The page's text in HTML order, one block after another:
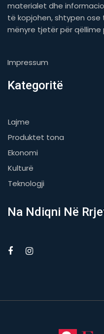
materialet dhe
të kopjohen, shtypen
mënyre tjetër për qëllime
Impressum
Kategoritë
Lajme
Produktet tona
Ekonomi
Kulturë
Teknologji
Na Ndiqni Në